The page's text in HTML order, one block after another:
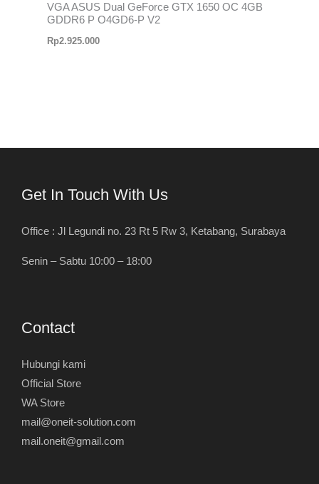
VGA ASUS Dual GeForce GTX 1650 OC 4GB
GDDR6 P O4GD6-P V2
Rp2.925.000
Get In Touch With Us
Office : Jl Legundi no. 23 Rt 5 Rw 3, Ketabang, Surabaya
Senin – Sabtu 10:00 – 18:00
Contact
Hubungi kami
Official Store
WA Store
mail@oneit-solution.com
mail.oneit@gmail.com